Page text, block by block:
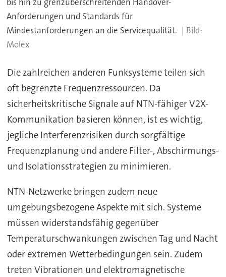
bis hin zu grenzüberschreitenden Handover-
Anforderungen und Standards für
Mindestanforderungen an die Servicequalität.
Molex
Die zahlreichen anderen Funksysteme teilen sich
oft begrenzte Frequenzressourcen. Da
sicherheitskritische Signale auf NTN-fähiger V2X-
Kommunikation basieren können, ist es wichtig,
jegliche Interferenzrisiken durch sorgfältige
Frequenzplanung und andere Filter-, Abschirmungs-
und Isolationsstrategien zu minimieren.
NTN-Netzwerke bringen zudem neue
umgebungsbezogene Aspekte mit sich. Systeme
müssen widerstandsfähig gegenüber
Temperaturschwankungen zwischen Tag und Nacht
oder extremen Wetterbedingungen sein. Zudem
treten Vibrationen und elektromagnetische